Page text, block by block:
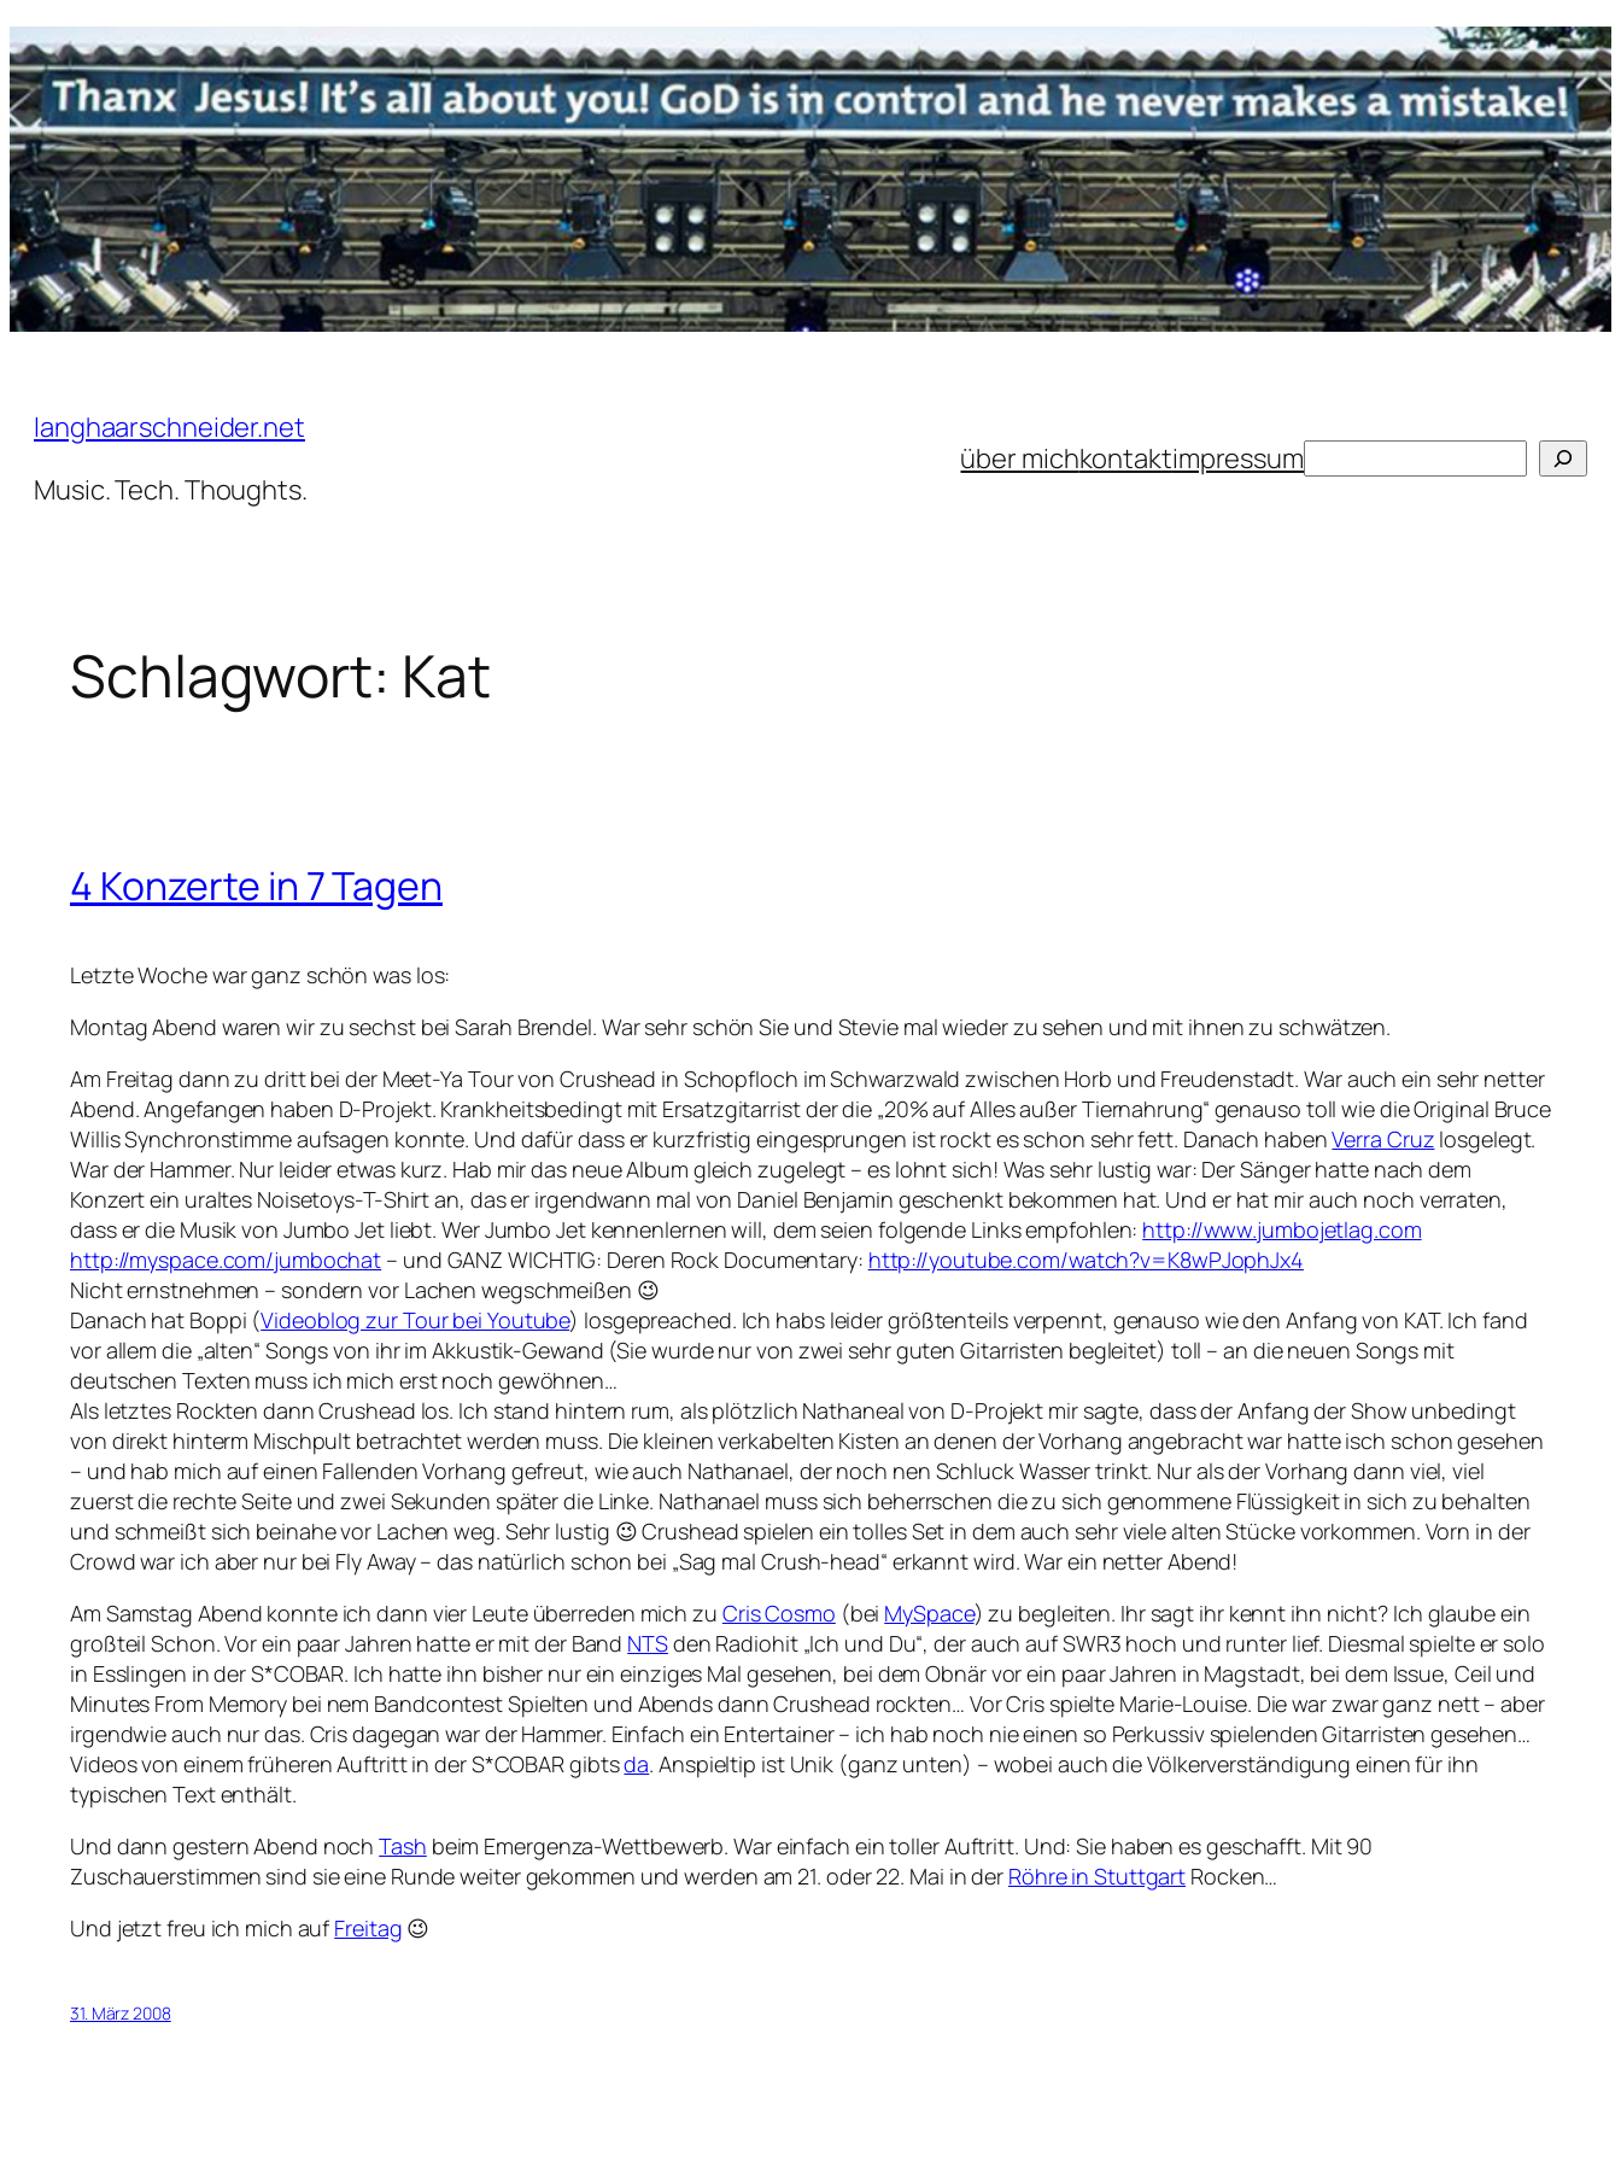
Zum
Inhalt
springen
langhaarschneider.net
Music. Tech. Thoughts.
über michkontaktimpressum
Schlagwort: Kat
4 Konzerte in 7 Tagen
Letzte Woche war ganz schön was los:
Montag Abend waren wir zu sechst bei Sarah Brendel. War sehr schön Sie und Stevie mal wieder zu sehen und mit ihnen zu schwätzen.
Am Freitag dann zu dritt bei der Meet-Ya Tour von Crushead in Schopfloch im Schwarzwald zwischen Horb und Freudenstadt. War auch ein sehr netter
Abend. Angefangen haben D-Projekt. Krankheitsbedingt mit Ersatzgitarrist der die „20% auf Alles außer Tiernahrung“ genauso toll wie die Original Bruce
Willis Synchronstimme aufsagen konnte. Und dafür dass er kurzfristig eingesprungen ist rockt es schon sehr fett. Danach habenVerra Cruz losgelegt.
War der Hammer. Nur leider etwas kurz. Hab mir das neue Album gleich zugelegt – es lohnt sich! Was sehr lustig war: Der Sänger hatte nach dem
Konzert ein uraltes Noisetoys-T-Shirt an, das er irgendwann mal von Daniel Benjamin geschenkt bekommen hat. Und er hat mir auch noch verraten,
dass er die Musik von Jumbo Jet liebt. Wer Jumbo Jet kennenlernen will, dem seien folgende Links empfohlen: http://www.jumbojetlag.com
http://myspace.com/jumbochat – und GANZ WICHTIG: Deren Rock Documentary: http://youtube.com/watch?v=K8wPJophJx4
Nicht ernstnehmen – sondern vor Lachen wegschmeißen 😉
Danach hat Boppi (Videoblog zur Tour bei Youtube) losgepreached. Ich habs leider größtenteils verpennt, genauso wie den Anfang von KAT. Ich fand
vor allem die „alten“ Songs von ihr im Akkustik-Gewand (Sie wurde nur von zwei sehr guten Gitarristen begleitet) toll – an die neuen Songs mit
deutschen Texten muss ich mich erst noch gewöhnen…
Als letztes Rockten dann Crushead los. Ich stand hintern rum, als plötzlich Nathaneal von D-Projekt mir sagte, dass der Anfang der Show unbedingt
von direkt hinterm Mischpult betrachtet werden muss. Die kleinen verkabelten Kisten an denen der Vorhang angebracht war hatte isch schon gesehen
– und hab mich auf einen Fallenden Vorhang gefreut, wie auch Nathanael, der noch nen Schluck Wasser trinkt. Nur als der Vorhang dann viel, viel
zuerst die rechte Seite und zwei Sekunden später die Linke. Nathanael muss sich beherrschen die zu sich genommene Flüssigkeit in sich zu behalten
und schmeißt sich beinahe vor Lachen weg. Sehr lustig 😉 Crushead spielen ein tolles Set in dem auch sehr viele alten Stücke vorkommen. Vorn in der
Crowd war ich aber nur bei Fly Away – das natürlich schon bei „Sag mal Crush-head“ erkannt wird. War ein netter Abend!
Am Samstag Abend konnte ich dann vier Leute überreden mich zu Cris Cosmo (bei MySpace) zu begleiten. Ihr sagt ihr kennt ihn nicht? Ich glaube ein
großteil Schon. Vor ein paar Jahren hatte er mit der Band NTSden Radiohit „Ich und Du“, der auch auf SWR3 hoch und runter lief. Diesmal spielte er solo
in Esslingen in der S*COBAR. Ich hatte ihn bisher nur ein einziges Mal gesehen, bei dem Obnär vor ein paar Jahren in Magstadt, bei dem Issue, Ceil und
Minutes From Memory bei nem Bandcontest Spielten und Abends dann Crushead rockten… Vor Cris spielte Marie-Louise. Die war zwar ganz nett – aber
irgendwie auch nur das. Cris dagegan war der Hammer. Einfach ein Entertainer – ich hab noch nie einen so Perkussiv spielenden Gitarristen gesehen…
Videos von einem früheren Auftritt in der S*COBAR gibtsda. Anspieltip ist Unik (ganz unten) – wobei auch die Völkerverständigung einen für ihn
typischen Text enthält.
Und dann gestern Abend nochTash beim Emergenza-Wettbewerb. War einfach ein toller Auftritt. Und: Sie haben es geschafft. Mit 90
Zuschauerstimmen sind sie eine Runde weiter gekommen und werden am 21. oder 22. Mai in der Röhre in Stuttgart Rocken…
Und jetzt freu ich mich auf Freitag 😉
31. März 2008